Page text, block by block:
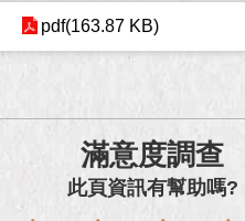
pdf(163.87 KB)
滿意度調查
此頁資訊有幫助嗎?